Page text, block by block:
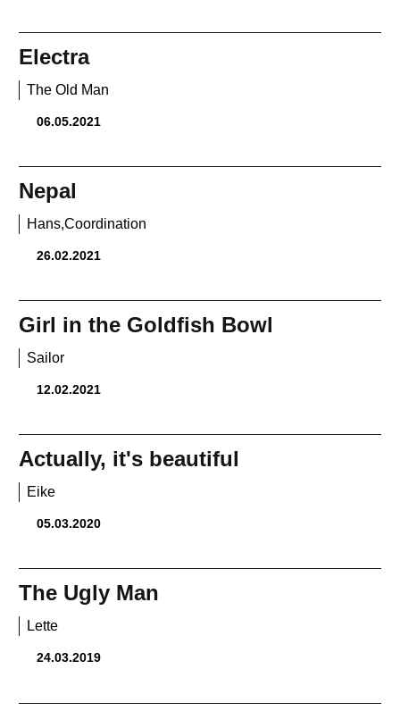
Electra
The Old Man
06.05.2021
Nepal
Hans,Coordination
26.02.2021
Girl in the Goldfish Bowl
Sailor
12.02.2021
Actually, it's beautiful
Eike
05.03.2020
The Ugly Man
Lette
24.03.2019